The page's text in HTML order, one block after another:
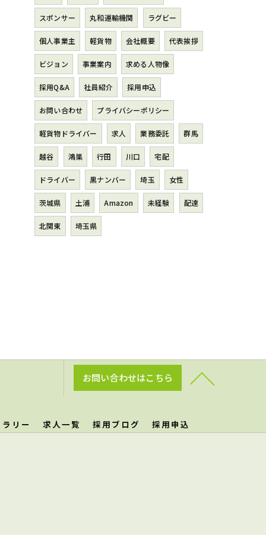
スポンサー 丸和運輸機関 ラグビー
個人事業主 軽貨物 会社概要 代表挨拶
ビジョン 事業案内 求める人物像
採用Q&A 社員紹介 採用申込
お問い合わせ プライバシーポリシー
軽貨物ドライバー 求人 業務委託 群馬
越谷 鴻巣 行田 川口 宅配
ドライバー 黒ナンバー 埼玉 女性
茨城県 土浦 Amazon 未経験 配達
北関東 埼玉県
お問い合わせはこちら
リー 求人一覧 採用ブログ
採用申込